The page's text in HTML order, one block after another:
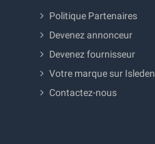
Politique Partenaires
Devenez annonceur
Devenez fournisseur
Votre marque sur Isleden
Contactez-nous